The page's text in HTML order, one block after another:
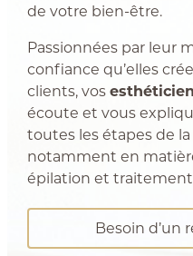
de votre bien-être.
Passionnées par leur
confiance qu’elles
clients, vos
écoute et vous
toutes les étapes de
notamment en
épilation et traitement
Besoin d’un